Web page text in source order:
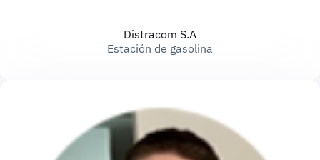
Distracom S.A
Estación de gasolina